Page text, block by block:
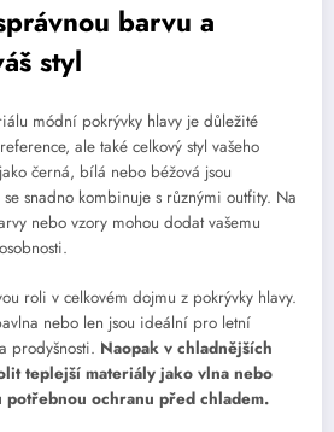
barvu a
styl
módní pokrývky hlavy je důležité
ale také celkový styl vašeho
černá, bílá nebo béžová jsou
snadno kombinuje s různými outfity. Na
nebo vzory mohou dodat vašemu
roli v celkovém dojmu z pokrývky hlavy.
nebo len jsou ideální pro letní
prodyšnosti. Naopak v chladnějších
teplejší materiály jako vlna nebo
ochranu před chladem.